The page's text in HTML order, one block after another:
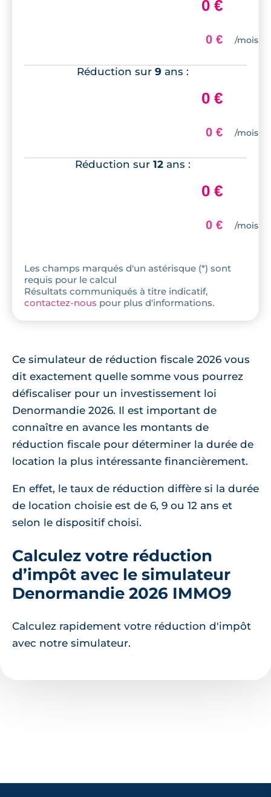
Réduction sur 9ans :
Réduction sur 12ans :
Les champs marqués d'un astérisque (*) sont
requis pour le calcul
Résultats communiqués à titre indicatif,
contactez-nous pour plus d'informations.
Ce simulateur de réduction fiscale 2026 vous
dit exactement quelle somme vous pourrez
défiscaliser pour un investissement loi
Denormandie 2026. Il est important de
connaître en avance les montants de
réduction fiscale pour déterminer la durée de
location la plus intéressante financièrement.
En effet, le taux de réduction diffère si la durée
de location choisie est de 6, 9 ou 12 ans et
selon le dispositif choisi.
Calculez votre réduction
d’impôt avec le simulateur
Denormandie 2026 IMMO9
Calculez rapidement votre réduction d'impôt
avec notre simulateur.